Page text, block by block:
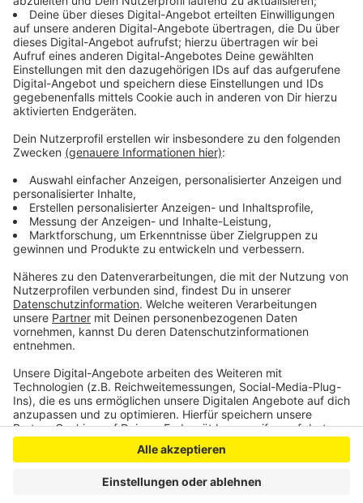
Anzeige
praktikabelste Lösung für TBL und Wupperverband:
Eine Verbreiterung und Renaturierung des Bachbetts –
dafür müssten die meisten Bäume gefällt werden,
einen Teil könnte man aber später wieder anpflanzen,
sagt der Wupperverband. Man könne verstehen, dass
die Anwohner die Allee erhalten wollen. Aber die
geführt werden. Erst vor einer Woche hatte ein Video
angeschwollen, der Pegel fast so hoch wie in der
Nacht der Flutkatastrophe letztes Jahr.
Anzeige